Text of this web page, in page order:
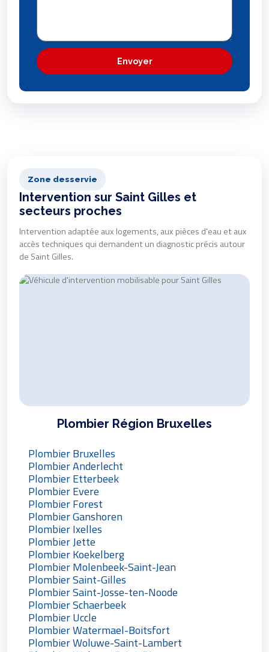
Envoyer
Zone desservie
Intervention sur Saint Gilles et
secteurs proches
Intervention adaptée aux logements, aux pièces d'eau et aux
accès techniques qui demandent un diagnostic précis autour
de Saint Gilles.
Plombier Région Bruxelles
Plombier Bruxelles
Plombier Anderlecht
Plombier Etterbeek
Plombier Evere
Plombier Forest
Plombier Ganshoren
Plombier Ixelles
Plombier Jette
Plombier Koekelberg
Plombier Molenbeek-Saint-Jean
Plombier Saint-Gilles
Plombier Saint-Josse-ten-Noode
Plombier Schaerbeek
Plombier Uccle
Plombier Watermael-Boitsfort
Plombier Woluwe-Saint-Lambert